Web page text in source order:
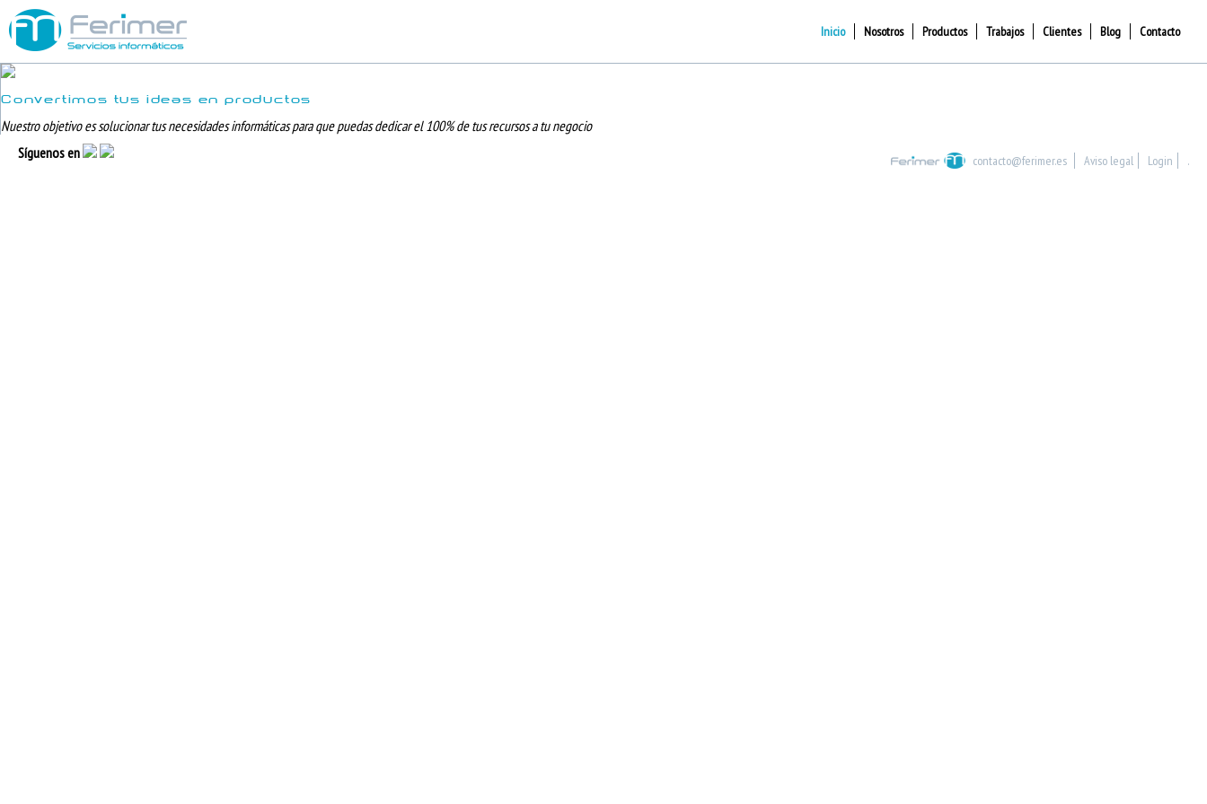
Inicio Nosotros Productos Trabajos Clientes Blog Contacto
Convertimos tus ideas en productos
Nuestro objetivo es solucionar tus necesidades informáticas para que puedas dedicar el 100% de tus recursos a tu negocio
Síguenos en
contacto@ferimer.es Aviso legal Login .